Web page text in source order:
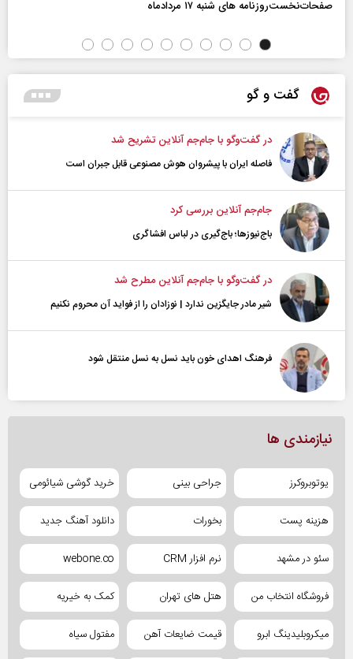
صفحات‌نخست‌روزنامه ها‌ی شنبه ۱۷ مردادماه
گفت و گو
در گفت‌و‌گو با جام‌جم آنلاین تشریح شد
فاصله ایران با پیشرو‌ان هوش مصنوعی قابل جبران است
جام‌جم آنلاین بررسی کرد
باج‌نیوزها؛ باج‌گیری در لباس افشاگری
در گفت‌و‌گو با جام‌جم آنلاین مطرح شد
شیر مادر جایگزین ندارد | نوزادان را از فواید آن محروم نکنیم
فرهنگ اهدای خون باید نسل به نسل منتقل شود
نیازمندی ها
یوتوبروکرز جراحی بینی خرید گوشی شیائومی
هزینه پست بخورات دانلود آهنگ جدید
سئو در مشهد نرم افزار CRM webone.co
فروشگاه انتخاب من هتل های تهران کمک به خیریه
میکروبلیدینگ ابرو قیمت ضایعات آهن مفتول سیاه